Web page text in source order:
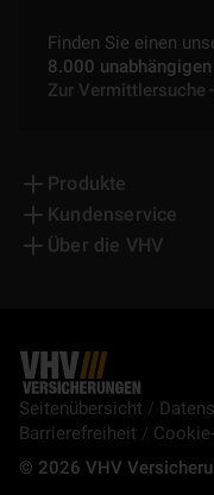
Finden Sie einen
8.000 unabhängigen
Zur Vermittlersuche
Produkte
Kundenservice
Über die VHV
Seitenübersicht
Barrierefreiheit
© 2026 VHV